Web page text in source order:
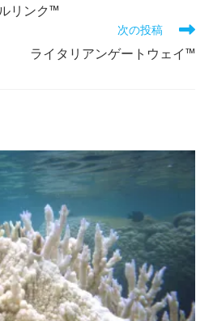
リンク™
次の投稿
ライタリアンゲートウェイ™